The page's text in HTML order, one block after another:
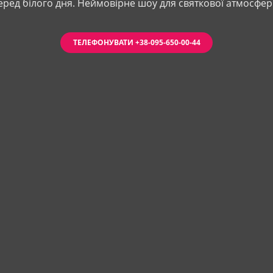
білого дня. Неймовірне шоу для святкової
ТЕЛЕФОНУВАТИ +38-095-650-00-44